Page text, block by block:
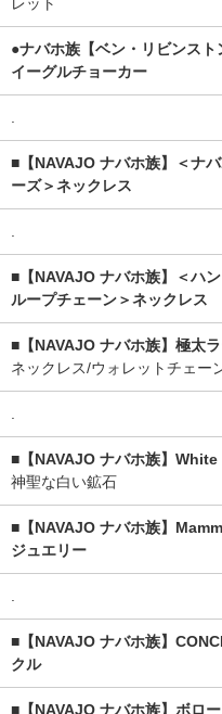
レット
●ナバホ族【ベン・リビンス
イーグルチョーカー
.
■【NAVAJO ナバホ族】＜ナ
ーズ＞ネックレス
.
■【NAVAJO ナバホ族】＜ハ
ループチェーン＞ネックレス
■【NAVAJO ナバホ族】極太
ネックレス/ウォレットチェー
.
■【NAVAJO ナバホ族】
神聖な白い鉱石
■【NAVAJO ナバホ族】
ジュエリー
.
■【NAVAJO ナバホ族】
クル
■【NAVAJO ナバホ族】ボロ